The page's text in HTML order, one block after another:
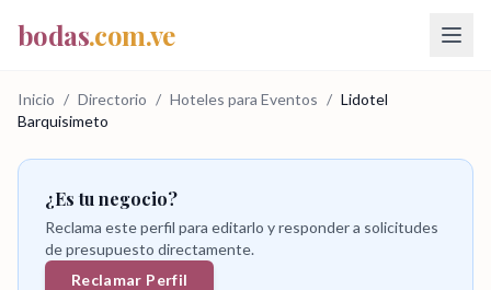
bodas.com.ve
Inicio / Directorio / Hoteles para Eventos / Lidotel
Barquisimeto
¿Es tu negocio?
Reclama este perfil para editarlo y responder a solicitudes
de presupuesto directamente.
Reclamar Perfil